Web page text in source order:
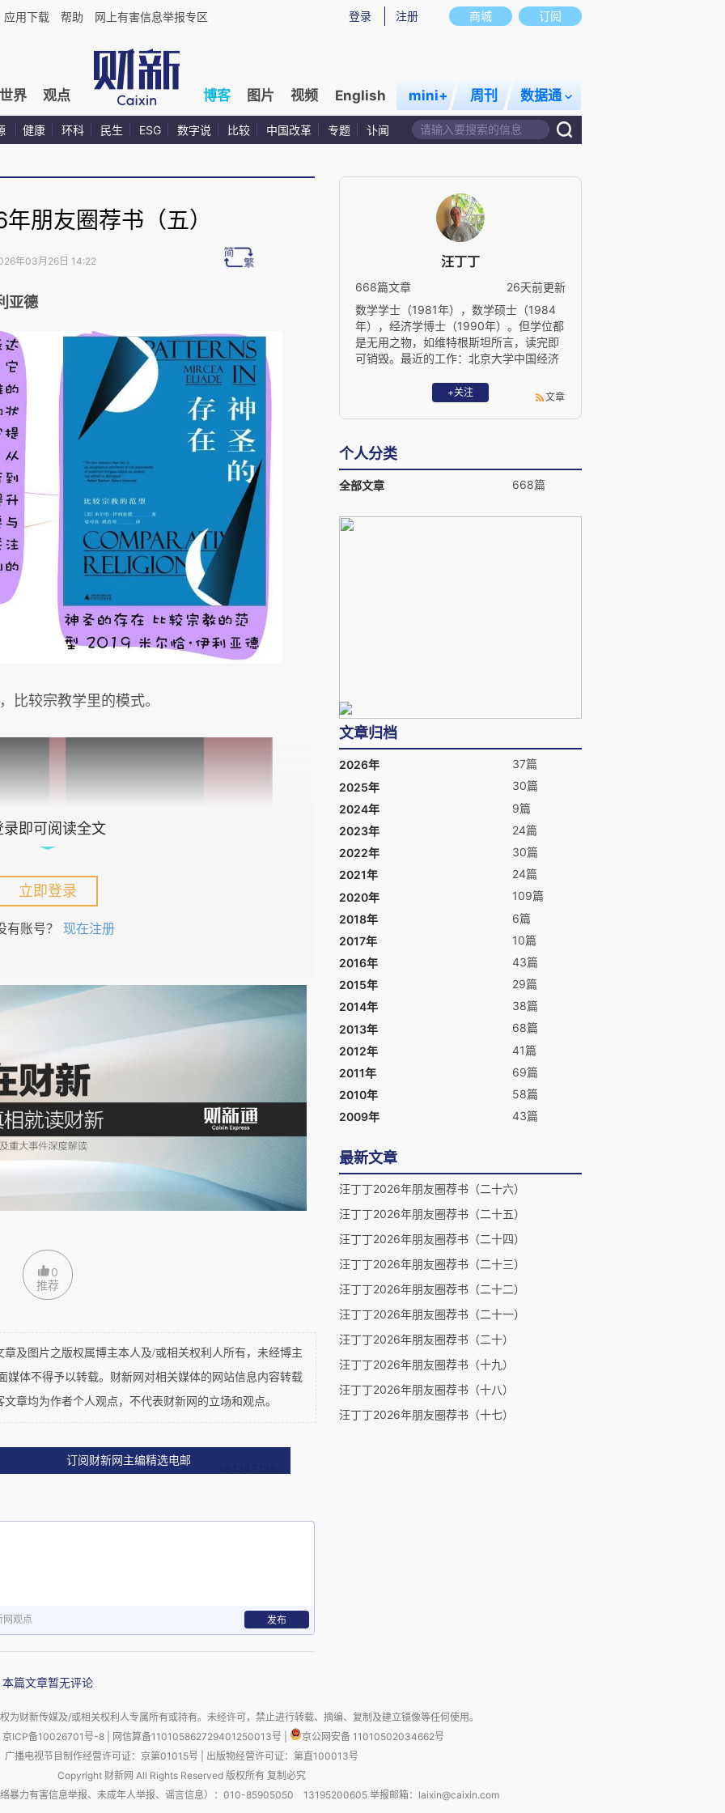
商城 订阅
登录 注册
应用下载 帮助 网上有害信息举报专区
世界 观点 博客 图片 视频 English mini+ 周刊 数据通
健康 环科 民生 ESG 数字说 比较 中国改革 专题 讣闻
朋友圈荐书（五）
年03月26日 14:22
亚德
比较宗教学里的模式。
报上发表文章，大学期间，他一直以写作为业。
》上，他最喜欢的教授奈·约内斯库（Nae
编。大学期间，埃利亚德被称为“年轻一代的
录即可阅读全文
立即登录
有账号？ 现在注册
0
推荐
图片之版权属博主本人及/或相关权利人所有，未经博主
媒体不得予以转载。财新网对相关媒体的网站信息内容转载
章均为作者个人观点，不代表财新网的立场和观点。
订阅财新网主编精选电邮
网观点 发布
本篇文章暂无评论
汪丁丁
668篇文章
26天前更新
数学学士（1981年），数学硕士（1984
年），经济学博士（1990年）。但学位都
是无用之物，如维特根斯坦所言，读完即
可销毁。最近的工作：北京大学中国经济
授，浙江大学跨学科社会科学研究中心学
术委员会主席。长期坚持的工作：财新传
媒学术顾问。教学及阅读领域：经济学思
治经济学——公共选择理论与社会选择理
论、演化社会理论——演化认识论与演化
道德哲学。在公共领域内所持的矛盾态
任何学说及其说服者持温和的怀疑主义态
+关注 文章
个人分类
全部文章 668篇
文章归档
2026年
37篇
2025年
30篇
2024年
9篇
2023年
24篇
2022年
30篇
2021年
24篇
2020年
109篇
2018年
6篇
2017年
10篇
2016年
43篇
2015年
29篇
2014年
38篇
2013年
68篇
2012年
41篇
2011年
69篇
2010年
58篇
2009年
43篇
最新文章
汪丁丁2026年朋友圈荐书（二十六）
汪丁丁2026年朋友圈荐书（二十五）
汪丁丁2026年朋友圈荐书（二十四）
汪丁丁2026年朋友圈荐书（二十三）
汪丁丁2026年朋友圈荐书（二十二）
汪丁丁2026年朋友圈荐书（二十一）
汪丁丁2026年朋友圈荐书（二十）
汪丁丁2026年朋友圈荐书（十九）
汪丁丁2026年朋友圈荐书（十八）
汪丁丁2026年朋友圈荐书（十七）
为财新传媒及/或相关权利人专属所有或持有。未经许可，禁止进行转载、摘编、复制及建立镜像等任何使用。
京ICP备10026701号-8
网信算备110105862729401250013号
京公网安备 11010502034662号
广播电视节目制作经营许可证：京第01015号
出版物经营许可证：第直100013号
Copyright 财新网 All Rights Reserved 版权所有 复制必究
暴力有害信息举报、未成年人举报、谣言信息）：010-85905050 13195200605 举报邮箱：laixin@caixin.com